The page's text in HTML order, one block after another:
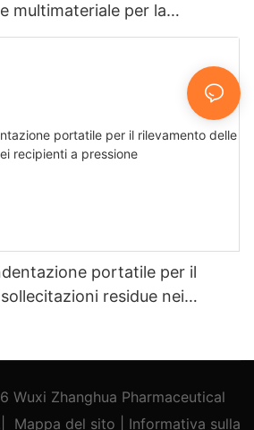
multimateriale per la
e dello stress -
portatile per il
residue nei
Wuxi Zhanghua Pharmaceutical
Mappa del sito Informativa sulla